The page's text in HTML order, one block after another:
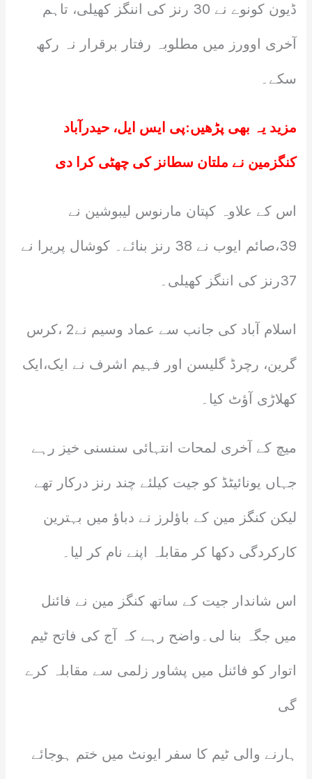
ڈیون کونوے نے 30 رنز کی اننگز کھیلی، تاہم
آخری اوورز میں مطلوبہ رفتار برقرار نہ رکھ
سکے۔
مزید یہ بھی پڑھیں:پی ایس ایل، حیدرآباد
کنگزمین نے ملتان سطانز کی چھٹی کرا دی
اس کے علاوہ کپتان مارنوس لیبوشین نے
39،صائم ایوب نے 38 رنز بنائے۔ کوشال پریرا نے
37رنز کی اننگز کھیلی۔
اسلام آباد کی جانب سے عماد وسیم نے2 ،کرس
گرین، رچرڈ گلیسن اور فہیم اشرف نے ایک،ایک
کھلاڑی آؤٹ کیا۔
میچ کے آخری لمحات انتہائی سنسنی خیز رہے
جہاں یونائیٹڈ کو جیت کیلئے چند رنز درکار تھے
لیکن کنگز مین کے باؤلرز نے دباؤ میں بہترین
کارکردگی دکھا کر مقابلہ اپنے نام کر لیا۔
اس شاندار جیت کے ساتھ کنگز مین نے فائنل
میں جگہ بنا لی۔واضح رہے کہ آج کی فاتح ٹیم
اتوار کو فائنل میں پشاور زلمی سے مقابلہ کرے
گی
ہارنے والی ٹیم کا سفر ایونٹ میں ختم ہوجائے